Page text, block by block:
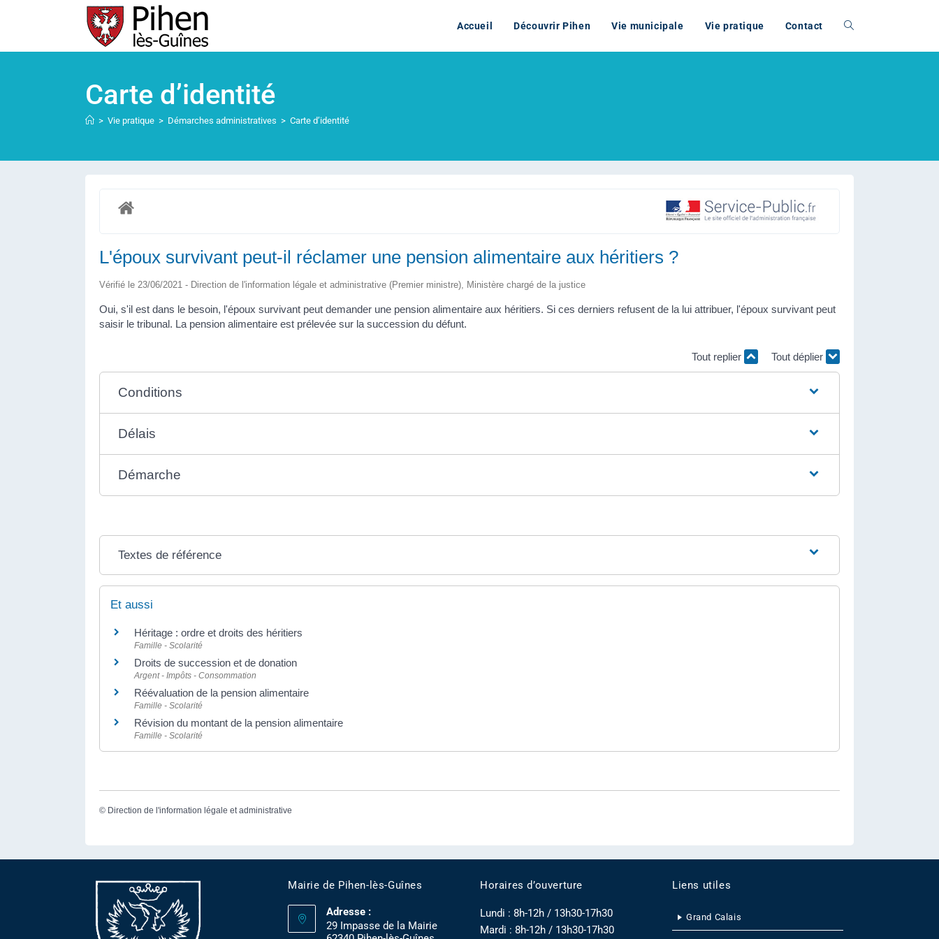
Accueil Découvrir Pihen Vie municipale Vie pratique Contact
Carte d’identité
> Vie pratique > Démarches administratives > Carte d’identité
L'époux survivant peut-il réclamer une pension alimentaire aux héritiers ?
Vérifié le 23/06/2021 - Direction de l'information légale et administrative (Premier ministre), Ministère chargé de la justice
Oui, s'il est dans le besoin, l'époux survivant peut demander une pension alimentaire aux héritiers. Si ces derniers refusent de la lui attribuer, l'époux survivant peut
saisir le tribunal. La pension alimentaire est prélevée sur la succession du défunt.
Tout replier Tout déplier
Conditions
Délais
Démarche
Textes de référence
Et aussi
Héritage : ordre et droits des héritiers
Famille - Scolarité
Droits de succession et de donation
Argent - Impôts - Consommation
Réévaluation de la pension alimentaire
Famille - Scolarité
Révision du montant de la pension alimentaire
Famille - Scolarité
© Direction de l'information légale et administrative
Mairie de Pihen-lès-Guînes
Adresse :
29 Impasse de la Mairie
Horaires d’ouverture
Lundi : 8h-12h / 13h30-17h30
Mardi : 8h-12h / 13h30-17h30
Liens utiles
Grand Calais